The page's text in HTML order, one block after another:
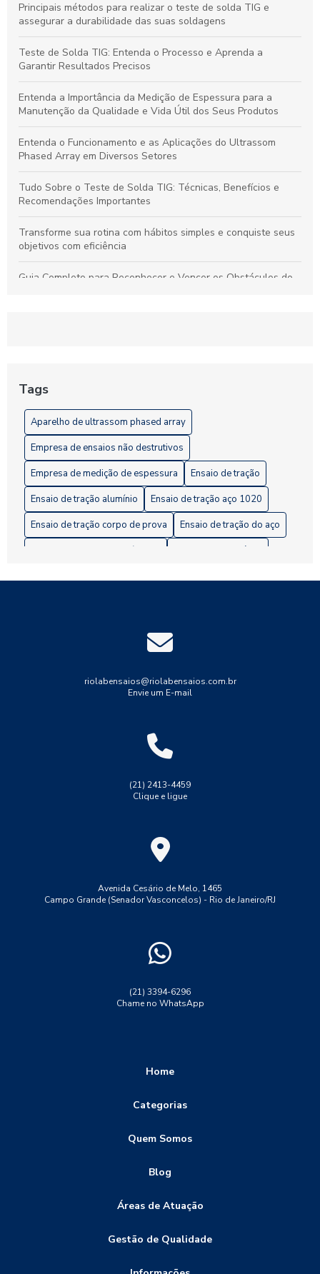
Principais métodos para realizar o teste de solda TIG e
assegurar a durabilidade das suas soldagens
Teste de Solda TIG: Entenda o Processo e Aprenda a
Garantir Resultados Precisos
Entenda a Importância da Medição de Espessura para a
Manutenção da Qualidade e Vida Útil dos Seus Produtos
Entenda o Funcionamento e as Aplicações do Ultrassom
Phased Array em Diversos Setores
Tudo Sobre o Teste de Solda TIG: Técnicas, Benefícios e
Recomendações Importantes
Transforme sua rotina com hábitos simples e conquiste seus
objetivos com eficiência
Guia Completo para Reconhecer e Vencer os Obstáculos do
Estanqueidade para a Segurança Industrial
Ensaios Destrutivos: Fundamental para Garantir a Qualidade
na Indústria
Tags
Aparelho de ultrassom phased array
Empresa de ensaios não destrutivos
Empresa de medição de espessura
Ensaio de tração
Ensaio de tração alumínio
Ensaio de tração aço 1020
Ensaio de tração corpo de prova
Ensaio de tração do aço
Ensaio de tração em polímeros
Ensaio metalográfico
Indústria
Medição de espessura
Medição de espessura de tinta
Medição de espessura por ultrassom
Tubulações
Ultrassom phased array
Ultrassom tofd
ensaio de tração convencional
ensaio de tração do aço ca 50
ensaio de tração propriedades mecanicas
ensaio destrutivo dureza
ensaio lp solda
ensaio visual de soldagem
ensaios destrutivos e não destrutivos
ensaios não destrutivos
ensaios não destrutivos inspeção visual
ensaios não destrutivos termografia
riolabensaios@riolabensaios.com.br
Envie um E-mail
(21) 2413-4459
Clique e ligue
Avenida Cesário de Melo, 1465
Campo Grande (Senador Vasconcelos) - Rio de Janeiro/RJ
(21) 3394-6296
Chame no WhatsApp
Home
Categorias
Quem Somos
Blog
Áreas de Atuação
Gestão de Qualidade